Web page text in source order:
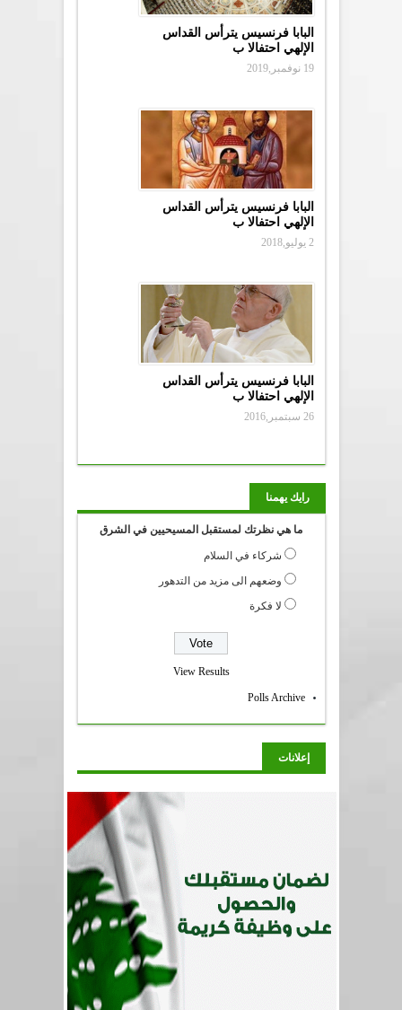
البابا فرنسيس يترأس القداس
الإلهي احتفالا ب
19 نوفمبر,2019
البابا فرنسيس يترأس القداس
الإلهي احتفالا ب
2 يوليو,2018
البابا فرنسيس يترأس القداس
الإلهي احتفالا ب
26 سبتمبر,2016
رايك يهمنا
ما هي نظرتك لمستقبل المسيحيين في الشرق
شركاء في السلام
وضعهم الى مزيد من التدهور
لا فكرة
View Results
Polls Archive
إعلانات